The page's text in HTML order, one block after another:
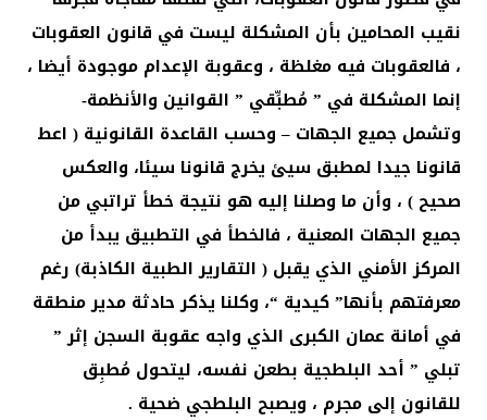
نقيب المحامين بأن المشكلة ليست في قانون العقوبات
، فالعقوبات فيه مغلظة ، وعقوبة الإعدام موجودة أيضا ،
إنما المشكلة في ” مُطبِّقي ” القوانين والأنظمة-
وتشمل جميع الجهات – وحسب القاعدة القانونية ( اعط
قانونا جيدا لمطبق سيئ يخرج قانونا سيئا، والعكس
صحيح ) ، وأن ما وصلنا إليه هو نتيجة خطأ تراتبي من
جميع الجهات المعنية ، فالخطأ في التطبيق يبدأ من
المركز الأمني الذي يقبل ( التقارير الطبية الكاذبة) رغم
معرفتهم بأنها” كيدية “، وكلنا يذكر حادثة مدير منطقة
في أمانة عمان الكبرى الذي واجه عقوبة السجن إثر ”
تبلي ” أحد البلطجية بطعن نفسه، ليتحول مُطبِق
للقانون إلى مجرم ، ويصبح البلطجي ضحية .